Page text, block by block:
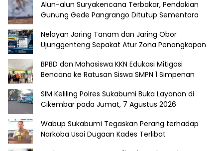
Alun-alun Suryakencana Terbakar, Pendakian
Gunung Gede Pangrango Ditutup Sementara
Nelayan Jaring Tanam dan Jaring Obor
Ujunggenteng Sepakat Atur Zona Penangkapan
BPBD dan Mahasiswa KKN Edukasi Mitigasi
Bencana ke Ratusan Siswa SMPN 1 Simpenan
SIM Keliling Polres Sukabumi Buka Layanan di
Cikembar pada Jumat, 7 Agustus 2026
Wabup Sukabumi Tegaskan Perang terhadap
Narkoba Usai Dugaan Kades Terlibat